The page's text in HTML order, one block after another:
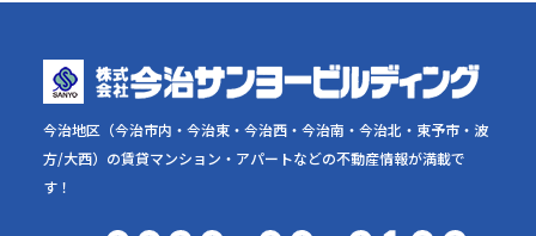
今治地区（今治市内・今治東・今治西・今治南・今治北・東予市・波
方/大西）の賃貸マンション・アパートなどの不動産情報が満載で
す！